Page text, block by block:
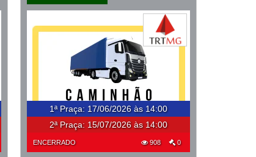
1ª Praça: 17/06/2026 às 14:00
2ª Praça: 15/07/2026 às 14:00
ENCERRADO 908 0